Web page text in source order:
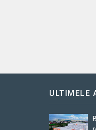
ULTIMELE